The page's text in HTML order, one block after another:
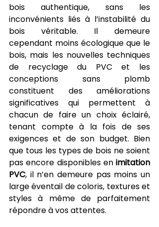
bois authentique, sans les
inconvénients liés à l’instabilité du
bois véritable. Il demeure
cependant moins écologique que le
bois, mais les nouvelles techniques
de recyclage du PVC et les
conceptions sans plomb
constituent des améliorations
significatives qui permettent à
chacun de faire un choix éclairé,
tenant compte à la fois de ses
exigences et de son budget. Bien
que tous les types de bois ne soient
pas encore disponibles en imitation
PVC, il n’en demeure pas moins un
large éventail de coloris, textures et
styles à même de parfaitement
répondre à vos attentes.